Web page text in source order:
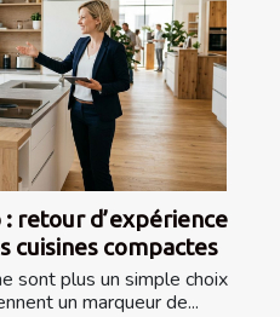
: retour d’expérience
cuisines compactes
sont plus un simple choix
un marqueur de...